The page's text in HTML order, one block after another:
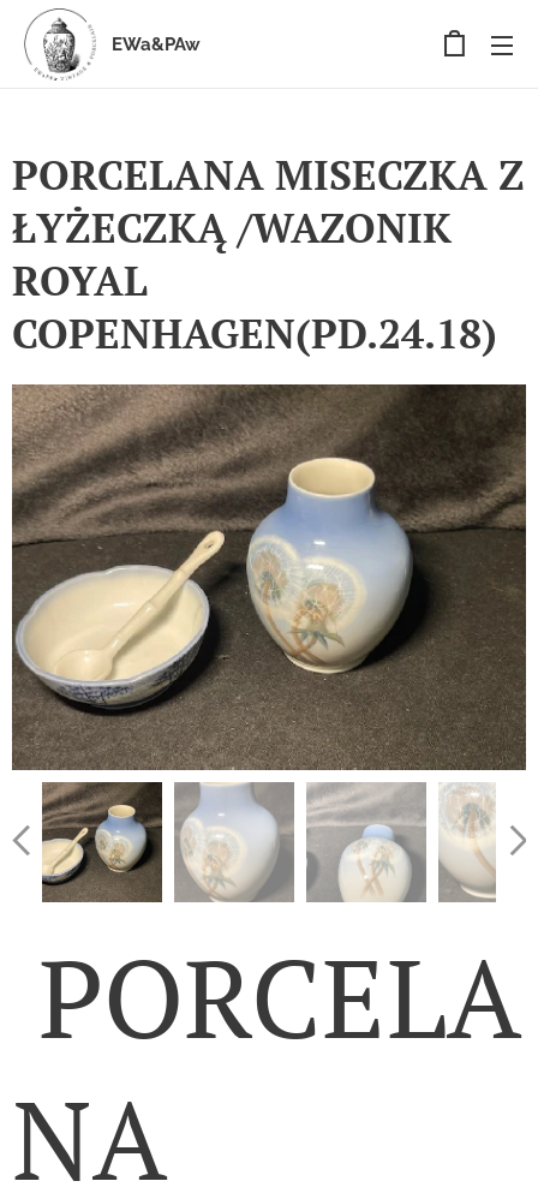
EWa&PAw
PORCELANA MISECZKA Z
ŁYŻECZKĄ /WAZONIK
ROYAL
COPENHAGEN(PD.24.18)
PORCELA
NA